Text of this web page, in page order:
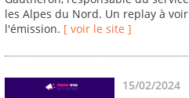
les Alpes du Nord. Un replay à
l'émission. [ voir le site ]
15/02/2024